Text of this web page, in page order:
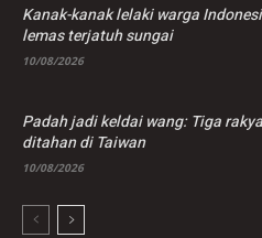
Kanak-kanak lelaki warga
lemas terjatuh sungai
10/08/2026
Padah jadi keldai wang: Tiga
ditahan di Taiwan
10/08/2026